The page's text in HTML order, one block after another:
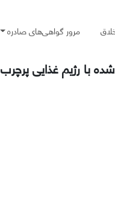
مرور گواهی‌های صادره
با رژیم غذایی پرچرب